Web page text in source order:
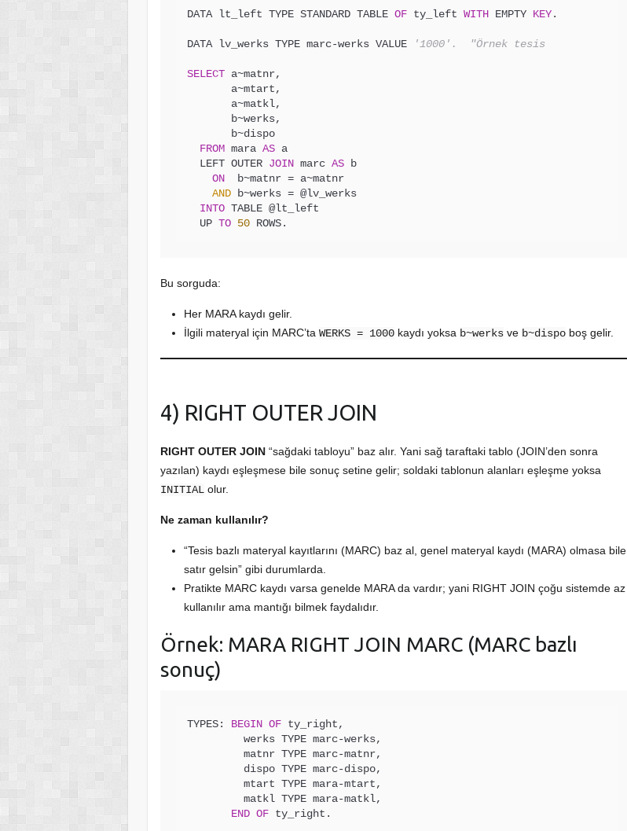
DATA lt_left TYPE STANDARD TABLE OF ty_left WITH EMPTY KEY.
DATA lv_werks TYPE marc-werks VALUE '1000'.  "Örnek tesis
SELECT a~matnr,
FROM mara AS a
  LEFT OUTER
JOIN marc AS b
ON
  b~matnr = a~matnr
AND b~werks = @lv_werks
INTO TABLE @lt_left
  UP
TO 50 ROWS.
Bu sorguda:
Her MARA kaydı gelir.
İlgili materyal için MARC’taWERKS = 1000 kaydı yoksa b~werks ve b~dispo boş gelir.
4) RIGHT OUTER JOIN
RIGHT OUTER JOIN “sağdaki tabloyu” baz alır. Yani sağ taraftaki tablo (JOIN’den sonra
yazılan) kaydı eşleşmese bile sonuç setine gelir; soldaki tablonun alanları eşleşme yoksa
INITIAL olur.
Ne zaman kullanılır?
“Tesis bazlı materyal kayıtlarını (MARC) baz al, genel materyal kaydı (MARA) olmasa bile
satır gelsin” gibi durumlarda.
Pratikte MARC kaydı varsa genelde MARA da vardır; yani RIGHT JOIN çoğu sistemde az
kullanılır ama mantığı bilmek faydalıdır.
Örnek: MARA RIGHT JOIN MARC (MARC bazlı
sonuç)
TYPES: BEGIN OF ty_right,
         werks TYPE marc
-werks,
         matnr TYPE marc
-matnr,
         dispo TYPE marc
-dispo,
         mtart TYPE mara
-mtart,
         matkl TYPE mara
-matkl,
END OF ty_right.